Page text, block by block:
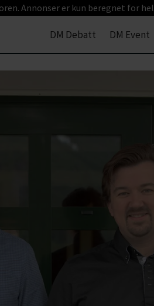
Annonser er kun beregnet for
DM Debatt DM Event